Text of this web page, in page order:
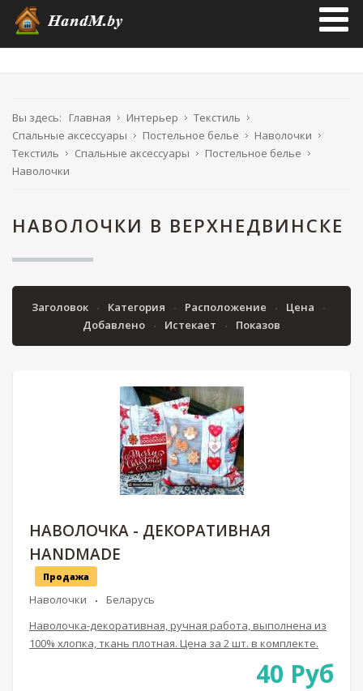
Вы здесь: Главная Интерьер
Текстиль
Спальные аксессуары
Постельное белье
Наволочки
Текстиль
Спальные аксессуары
Постельное белье
Наволочки
НАВОЛОЧКИ В ВЕРХНЕДВИНСКЕ
Заголовок Категория Расположение
Цена
Добавлено
Истекает Показов
НАВОЛОЧКА - ДЕКОРАТИВНАЯ
HANDMADE
Продажа
Наволочки
Беларусь
Наволочка-декоративная, ручная работа, выполнена из
100% хлопка, ткань плотная. Цена за 2 шт. в комплекте.
40 Руб